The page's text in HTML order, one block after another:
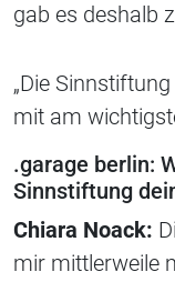
gab es deshalb
„Die
mit am
.garage berlin:
Sinnstiftung
Chiara Noack:
mir mittlerweile